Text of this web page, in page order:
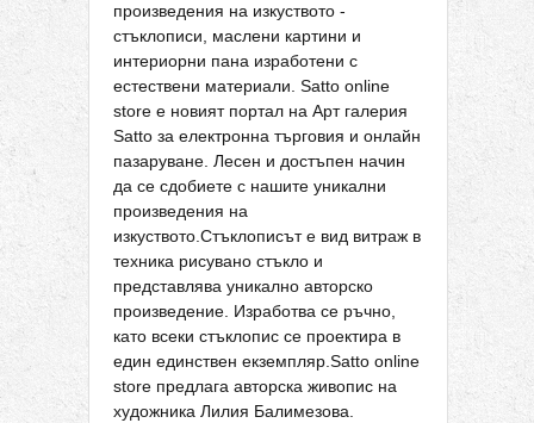
произведения на изкуството -
стъклописи, маслени картини и
интериорни пана изработени с
естествени материали. Satto online
store е новият портал на Арт галерия
Satto за електронна търговия и онлайн
пазаруване. Лесен и достъпен начин
да се сдобиете с нашите уникални
произведения на
изкуството.Стъклописът е вид витраж в
техника рисувано стъкло и
представлява уникално авторско
произведение. Изработва се ръчно,
като всеки стъклопис се проектира в
един единствен екземпляр.Satto online
store предлага авторска живопис на
художника Лилия Балимезова.